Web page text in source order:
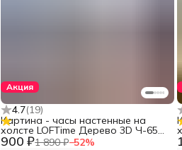
Акция
4.7(19)
900 ₽1 890 ₽−52%
Картина - часы настенные на
холсте LOFTime Дерево 3D Ч-653-
3555